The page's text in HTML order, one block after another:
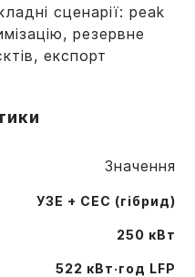
сценарії: peak
резервне
експорт
Значення
УЗЕ + СЕС (гібрид)
250 кВт
522 кВт·год LFP